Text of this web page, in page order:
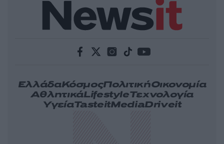
ΕλλάδαΚόσμοςΠολιτικήΟικονομία
ΑθλητικάLifestyleΤεχνολογία
ΥγείαTasteitMediaDriveit